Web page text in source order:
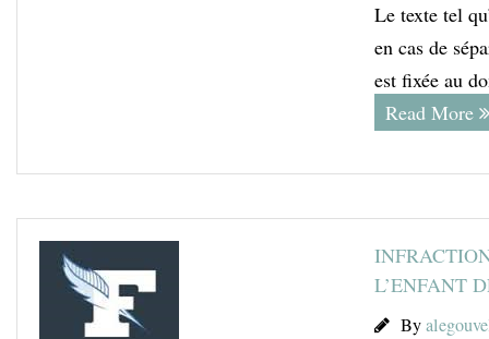
Le texte tel
en cas de
est fixée au
Read More
L’ENFANT
By